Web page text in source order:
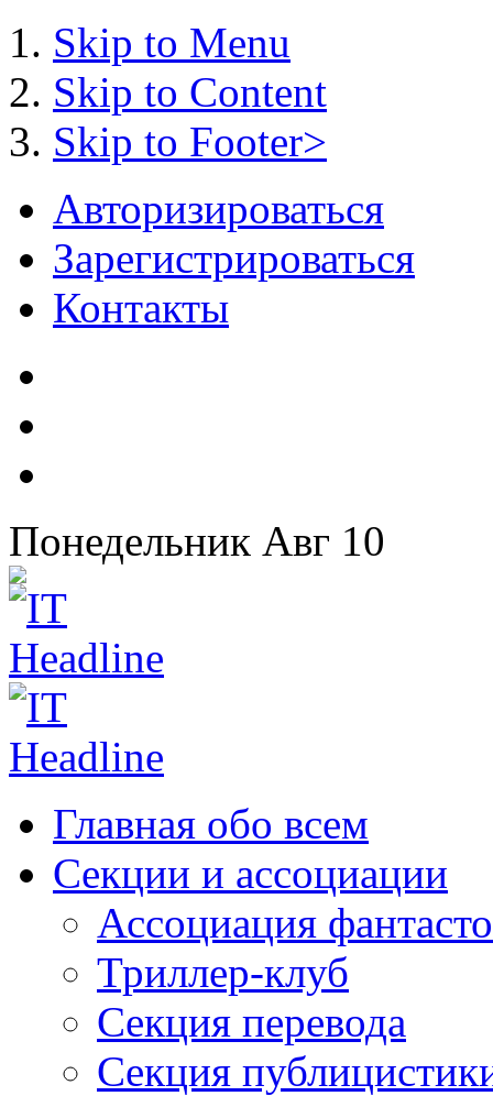
Skip to Menu
Skip to Content
Skip to Footer>
Авторизироваться
Зарегистрироваться
Контакты
Понедельник Авг 10
Главная обо всем
Секции и ассоциации
Ассоциация
Триллер-клуб
Секция перевода
Секция